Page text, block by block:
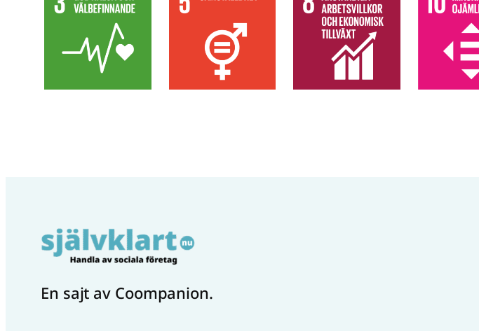
En sajt av Coompanion.